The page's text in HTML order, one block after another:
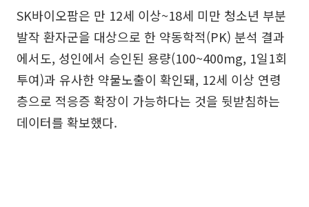
SK바이오팜은 만 12세 이상~18세 미만 청소년 부분
발작 환자군을 대상으로 한 약동학적(PK) 분석 결과
에서도, 성인에서 승인된 용량(100~400mg, 1일1회
투여)과 유사한 약물노출이 확인돼, 12세 이상 연령
층으로 적응증 확장이 가능하다는 것을 뒷받침하는
데이터를 확보했다.